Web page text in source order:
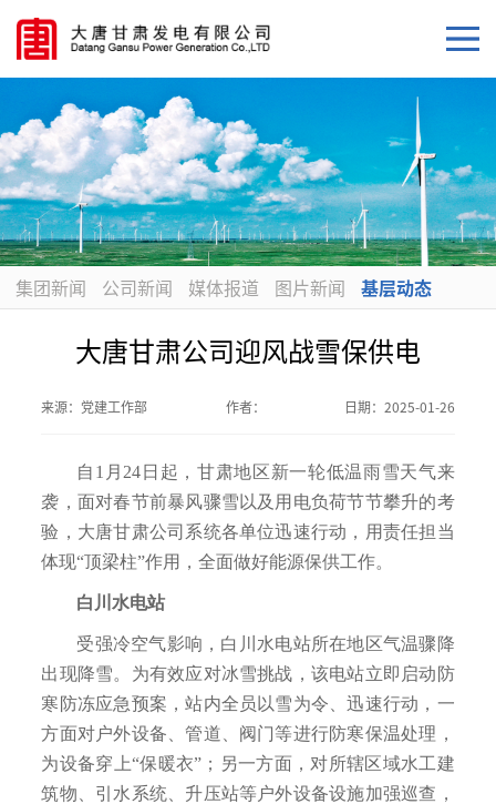
集团新闻 公司新闻 媒体报道 图片新闻 基层动态
大唐甘肃公司迎风战雪保供电
来源： 党建工作部 作者： 日期： 2025-01-26
自1月24日起，甘肃地区新一轮低温雨雪天气来
袭，面对春节前暴风骤雪以及用电负荷节节攀升的考
验，大唐甘肃公司系统各单位迅速行动，用责任担当
体现“顶梁柱”作用，全面做好能源保供工作。
白川水电站
受强冷空气影响，白川水电站所在地区气温骤降
出现降雪。为有效应对冰雪挑战，该电站立即启动防
寒防冻应急预案，站内全员以雪为令、迅速行动，一
方面对户外设备、管道、阀门等进行防寒保温处理，
为设备穿上“保暖衣”；另一方面，对所辖区域水工建
筑物、引水系统、升压站等户外设备设施加强巡查，